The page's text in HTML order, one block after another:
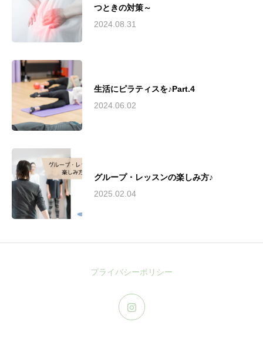
つときの対策～
2024.08.31
生活にピラティスを♪Part.4
2024.06.02
グループ・レッスンの楽しみ方♪
2025.02.04
プライバシーポリシー